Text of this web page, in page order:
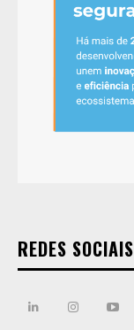
REDES SOCIAIS